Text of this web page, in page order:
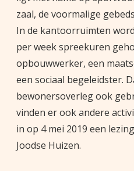
zaal, de voormalige
In de kantoorruimten
per week spreekuren
opbouwwerker, een
een sociaal begeleidster.
bewonersoverleg ook
vinden er ook andere
in op 4 mei 2019 een
Joodse Huizen.